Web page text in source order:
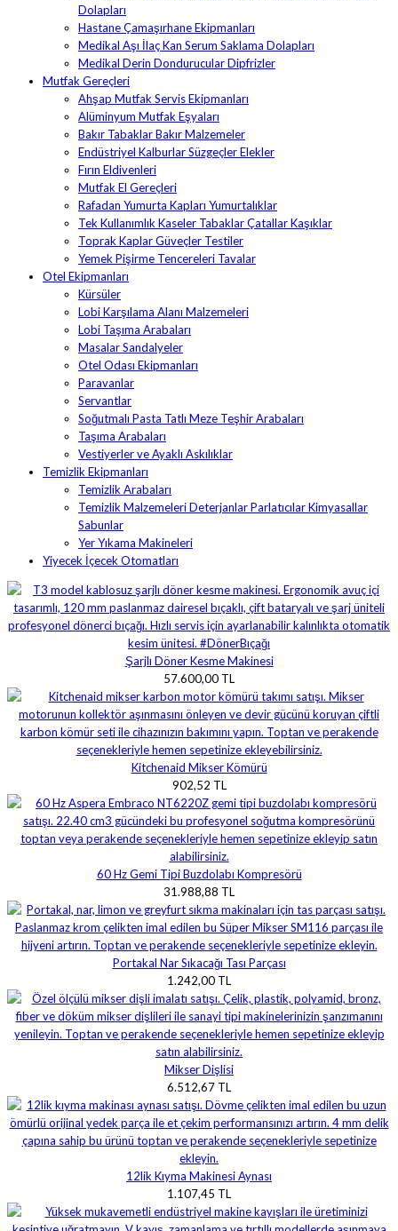
Dolapları
Hastane Çamaşırhane Ekipmanları
Medikal Aşı İlaç Kan Serum Saklama Dolapları
Medikal Derin Dondurucular Dipfrizler
Mutfak Gereçleri
Ahşap Mutfak Servis Ekipmanları
Alüminyum Mutfak Eşyaları
Bakır Tabaklar Bakır Malzemeler
Endüstriyel Kalburlar Süzgeçler Elekler
Fırın Eldivenleri
Mutfak El Gereçleri
Rafadan Yumurta Kapları Yumurtalıklar
Tek Kullanımlık Kaseler Tabaklar Çatallar Kaşıklar
Toprak Kaplar Güveçler Testiler
Yemek Pişirme Tencereleri Tavalar
Otel Ekipmanları
Kürsüler
Lobi Karşılama Alanı Malzemeleri
Lobi Taşıma Arabaları
Masalar Sandalyeler
Otel Odası Ekipmanları
Paravanlar
Servantlar
Soğutmalı Pasta Tatlı Meze Teşhir Arabaları
Taşıma Arabaları
Vestiyerler ve Ayaklı Askılıklar
Temizlik Ekipmanları
Temizlik Arabaları
Temizlik Malzemeleri Deterjanlar Parlatıcılar Kimyasallar
Sabunlar
Yer Yıkama Makineleri
Yiyecek İçecek Otomatları
Şarjlı Döner Kesme Makinesi
57.600,00 TL
Kitchenaid Mikser Kömürü
902,52 TL
60 Hz Gemi Tipi Buzdolabı Kompresörü
31.988,88 TL
Portakal Nar Sıkacağı Tası Parçası
1.242,00 TL
Mikser Dişlisi
6.512,67 TL
12lik Kıyma Makinesi Aynası
1.107,45 TL